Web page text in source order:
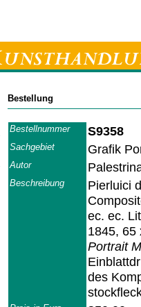
Bestellung
Bestellnummer S9358
Sachgebiet Grafik
Autor
Beschreibung
Pierluici
ec. ec.
1845, 65
Portrait
des